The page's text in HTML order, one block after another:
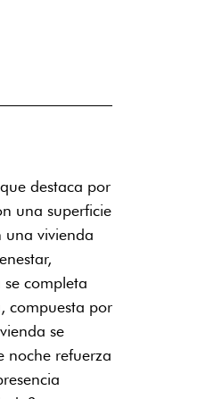
destaca por
una superficie
una vivienda
completa
compuesta por
se
noche refuerza